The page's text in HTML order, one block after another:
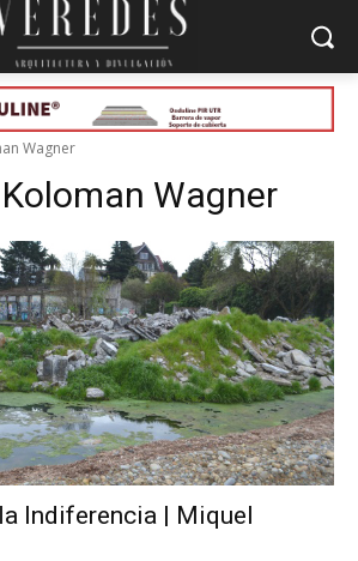
Wagner
Wagner
Indiferencia | Miquel